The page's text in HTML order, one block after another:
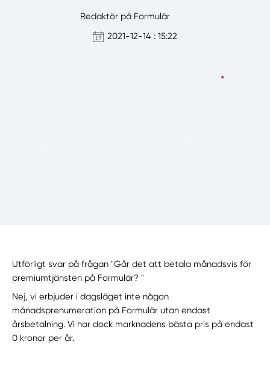
Redaktör på Formulär
2021-12-14 : 15:22
Utförligt svar på frågan "Går det att betala månadsvis för
premiumtjänsten på Formulär? "
Nej, vi erbjuder i dagsläget inte någon
månadsprenumeration på Formulär utan endast
årsbetalning. Vi har dock marknadens bästa pris på endast
0 kronor per år.